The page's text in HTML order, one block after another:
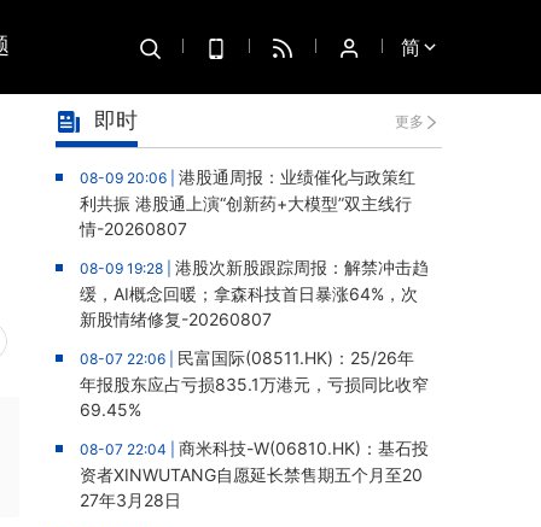
简
即时 更多
08-09 20:06 | 港股通周报：业绩催化与政策红
利共振 港股通上演“创新药+大模型”双主线行
情-20260807
08-09 19:28 | 港股次新股跟踪周报：解禁冲击趋
缓，AI概念回暖；拿森科技首日暴涨64%，次
新股情绪修复-20260807
08-07 22:06 | 民富国际(08511.HK)：25/26年
年报股东应占亏损835.1万港元，亏损同比收窄
69.45%
08-07 22:04 | 商米科技-W(06810.HK)：基石投
资者XINWUTANG自愿延长禁售期五个月至20
27年3月28日